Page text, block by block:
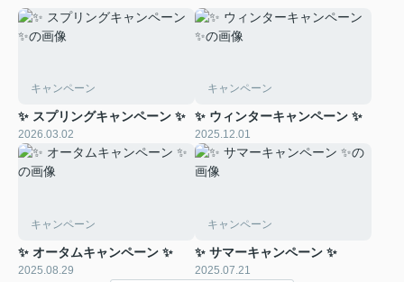
キャンペーン
✨ スプリングキャンペーン ✨
2026.03.02
キャンペーン
✨ ウィンターキャンペーン ✨
2025.12.01
キャンペーン
✨ オータムキャンペーン ✨
2025.08.29
キャンペーン
✨ サマーキャンペーン ✨
2025.07.21